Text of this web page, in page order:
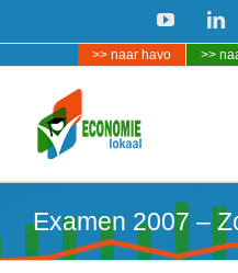
YouTube
>> naar havo >>
Examen 2007 –